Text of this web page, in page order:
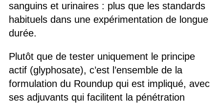
sanguins et urinaires : plus que les standards
habituels dans une expérimentation de longue
durée.
Plutôt que de tester uniquement le principe
actif (glyphosate), c’est l’ensemble de la
formulation du Roundup qui est impliqué, avec
ses adjuvants qui facilitent la pénétration